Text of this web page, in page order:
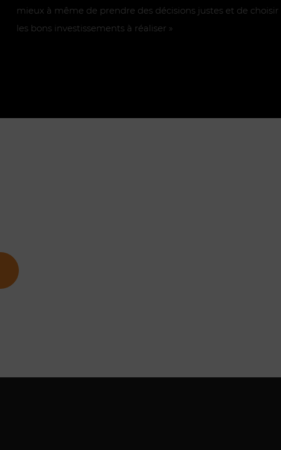
mieux à même de prendre des décisions justes et de choisir
les bons investissements à réaliser »